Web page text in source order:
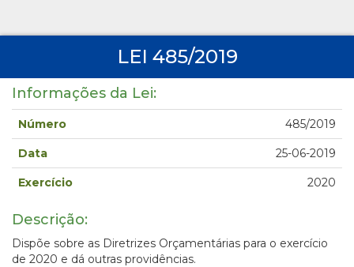
LEI 485/2019
Informações da Lei:
Número 485/2019
Data 25-06-2019
Exercício 2020
Descrição:
Dispõe sobre as Diretrizes Orçamentárias para o exercício
de 2020 e dá outras providências.